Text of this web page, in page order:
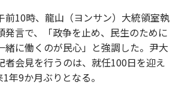
前10時、龍山（ヨンサン）大統領室執
発言で、「政争を止め、民生のために
緒に働くのが民心」と強調した。尹大
者会見を行うのは、就任100日を迎え
年9か月ぶりとなる。